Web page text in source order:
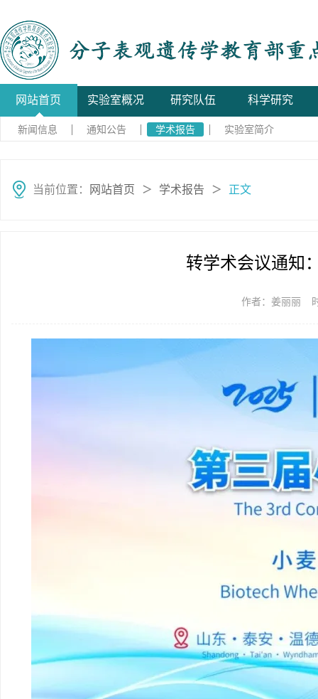
网站首页 实验室概况 研究队伍 科学研究
新闻信息 通知公告 学术报告 实验室简介
当前位置： 网站首页 ＞ 学术报告 ＞ 正文
转学术会议通知
作者：姜丽丽